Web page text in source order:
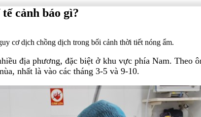
cảnh báo gì?
cơ dịch chồng dịch trong bối cảnh thời tiết nóng ẩm.
địa phương, đặc biệt ở khu vực phía Nam. Theo
nhất là vào các tháng 3-5 và 9-10.